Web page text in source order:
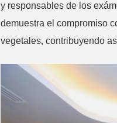
y responsables de los
demuestra el compromiso
vegetales, contribuyendo